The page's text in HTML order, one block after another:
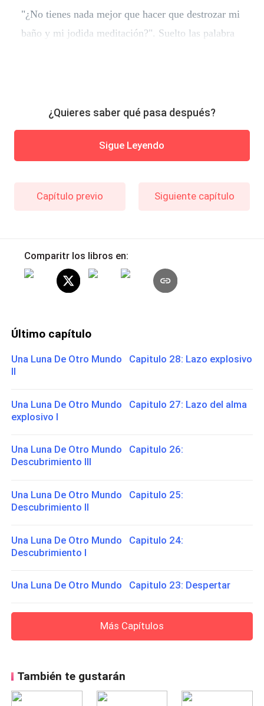
"¿No tienes nada mejor que hacer que destrozar mi
baño y mi jodida meditación?". Suelto las palabra
¿Quieres saber qué pasa después?
Sigue Leyendo
Capítulo previo Siguiente capítulo
Comparitr los libros en:
Último capítulo
Una Luna De Otro Mundo Capitulo 28: Lazo explosivo
II
Una Luna De Otro Mundo Capitulo 27: Lazo del alma
explosivo I
Una Luna De Otro Mundo Capitulo 26:
Descubrimiento III
Una Luna De Otro Mundo Capitulo 25:
Descubrimiento II
Una Luna De Otro Mundo Capitulo 24:
Descubrimiento I
Una Luna De Otro Mundo Capitulo 23: Despertar
Más Capítulos
También te gustarán